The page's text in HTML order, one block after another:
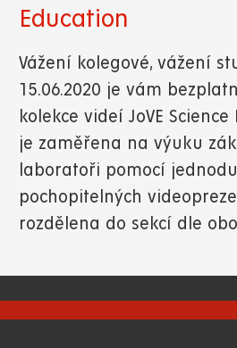
Education
Vážení kolegové, vážení
15.06.2020 je vám
kolekce videí JoVE
je zaměřena na výuku
laboratoři pomocí
pochopitelných
rozdělena do sekcí dle